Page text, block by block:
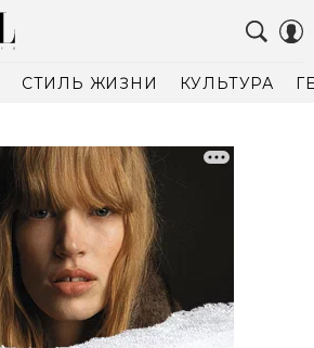
СТИЛЬ ЖИЗНИ КУЛЬТУРА